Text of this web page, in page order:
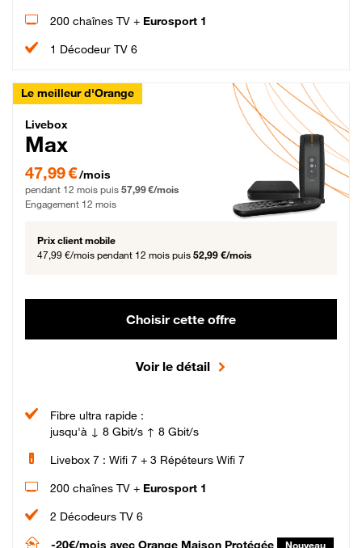
200 chaînes TV + Eurosport 1
1 Décodeur TV 6
Le meilleur d'Orange
Livebox Max Fibre
Livebox
Max
47,99 € par mois pendant 12 mois puis 57,99 € par mois, Engagement 12 mois
47,99 €/mois
pendant 12 mois puis 57,99 €/mois
Engagement 12 mois
Prix client mobile
47,99 €/mois pendant 12 mois puis 52,99 €/mois
Choisir cette offre
Voir le détail
Fibre ultra rapide :
jusqu'à ↓ 8 Gbit/s ↑ 8 Gbit/s
Livebox 7 : Wifi 7 + 3 Répéteurs Wifi 7
200 chaînes TV + Eurosport 1
2 Décodeurs TV 6
-20€/mois avec Orange Maison Protégée Nouveau